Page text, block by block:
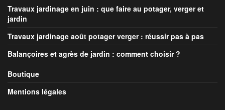
Travaux jardinage en juin : que faire au potager, verger et
jardin
Travaux jardinage août potager verger : réussir pas à pas
Balançoires et agrès de jardin : comment choisir ?
Boutique
Mentions légales